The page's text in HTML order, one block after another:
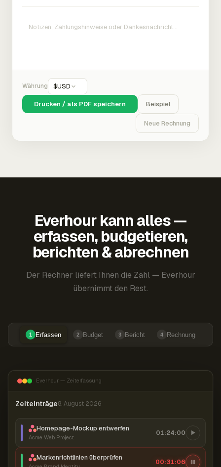
Währung $USD
Drucken / als PDF speichern Beispiel
Neue Rechnung
Everhour kann alles —
erfassen, budgetieren,
berichten & abrechnen
Der Rechner liefert Ihnen die Zahl — Everhour
übernimmt den Rest.
1 Erfassen 2 Budget 3 Bericht 4 Rechnung
Everhour — Zeiterfassung
Zeiteinträge8. August 2026
Homepage-Mockup entwerfen
Acme Web Project
01:24:00
Markenrichtlinien überprüfen 00:31:07